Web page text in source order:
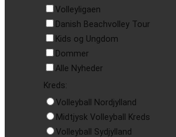
Volleyligaen
Danish Beachvolley Tour
Kids og Ungdom
Dommer
Alle Nyheder
Kreds:
Volleyball Nordjylland
Midtjysk Volleyball Kreds
Volleyball Sydjylland